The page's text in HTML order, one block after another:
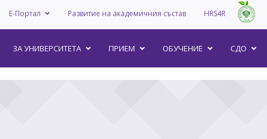
Е-Портал Развитие на академичния състав HRS4R
ЗА УНИВEРСИТЕТА ПРИЕМ ОБУЧЕНИЕ СДО